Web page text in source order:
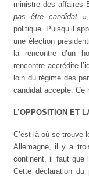
ministre des affaires
pas être candidat
politique. Puisqu’il
une élection
la rencontre d’un
rencontre accrédite
loin du régime des
candidat accepte. Ce
L’OPPOSITION ET
C’est là où se trouve
Allemagne, il y a
continent, il faut que
Cette déclaration du